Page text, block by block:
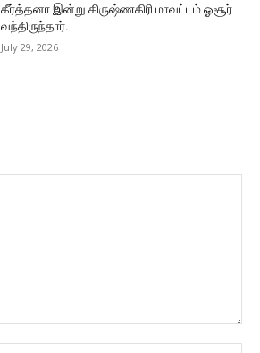
கீர்த்தனா இன்று கிருஷ்ணகிரி மாவட்டம் ஓசூர்
வந்திருந்தார்.
July 29, 2026